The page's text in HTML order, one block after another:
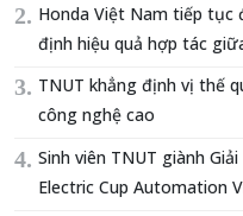
Honda Việt Nam tiếp tục
định hiệu quả hợp tác
TNUT khẳng định vị thế
công nghệ cao
Sinh viên TNUT giành
Electric Cup Automation